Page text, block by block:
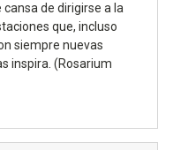
de dirigirse a la
que, incluso
siempre nuevas
inspira. (Rosarium